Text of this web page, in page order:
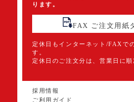
ります。
FAX ご注文用紙
定休日もインターネット/FAXで
す。
定休日のご注文分は、営業日に順
採用情報
ご利用ガイド